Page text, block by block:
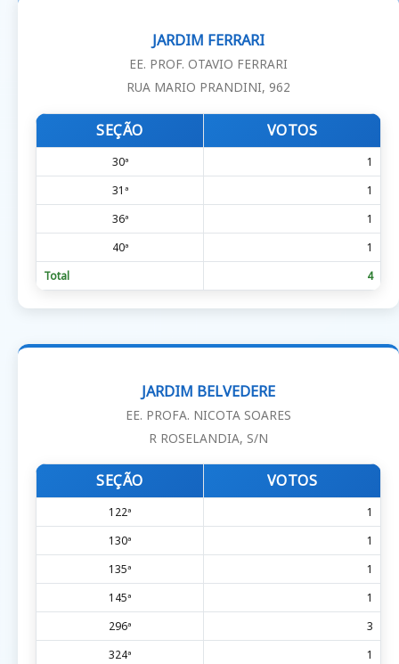
JARDIM FERRARI
EE. PROF. OTAVIO FERRARI
RUA MARIO PRANDINI, 962
SEÇÃO VOTOS
30ª
1
31ª
1
36ª
1
40ª
1
Total
4
JARDIM BELVEDERE
EE. PROFA. NICOTA SOARES
R ROSELANDIA, S/N
SEÇÃO VOTOS
122ª
1
130ª
1
135ª
1
145ª
1
296ª
3
324ª
1